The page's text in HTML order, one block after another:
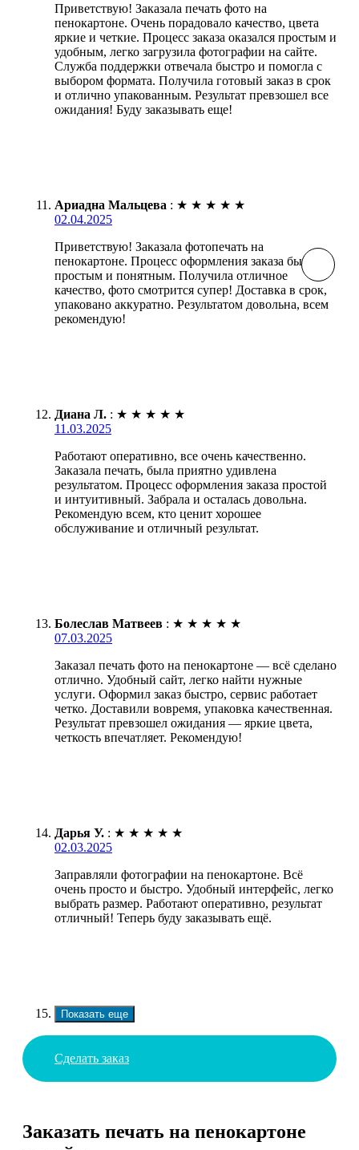
Приветствую! Заказала печать фото на
пенокартоне. Очень порадовало качество, цвета
яркие и четкие. Процесс заказа оказался простым и
удобным, легко загрузила фотографии на сайте.
Служба поддержки отвечала быстро и помогла с
выбором формата. Получила готовый заказ в срок
и отлично упакованным. Результат превзошел все
ожидания! Буду заказывать еще!
Ариадна Мальцева : ★ ★ ★ ★ ★
02.04.2025
Приветствую! Заказала фотопечать на
пенокартоне. Процесс оформления заказа был
простым и понятным. Получила отличное
качество, фото смотрится супер! Доставка в срок,
упаковано аккуратно. Результатом довольна, всем
рекомендую!
Диана Л. : ★ ★ ★ ★ ★
11.03.2025
Работают оперативно, все очень качественно.
Заказала печать, была приятно удивлена
результатом. Процесс оформления заказа простой
и интуитивный. Забрала и осталась довольна.
Рекомендую всем, кто ценит хорошее
обслуживание и отличный результат.
Болеслав Матвеев : ★ ★ ★ ★ ★
07.03.2025
Заказал печать фото на пенокартоне — всё сделано
отлично. Удобный сайт, легко найти нужные
услуги. Оформил заказ быстро, сервис работает
четко. Доставили вовремя, упаковка качественная.
Результат превзошел ожидания — яркие цвета,
четкость впечатляет. Рекомендую!
Дарья У. : ★ ★ ★ ★ ★
02.03.2025
Заправляли фотографии на пенокартоне. Всё
очень просто и быстро. Удобный интерфейс, легко
выбрать размер. Работают оперативно, результат
отличный! Теперь буду заказывать ещё.
Показать еще
Сделать заказ
Заказать печать на пенокартоне